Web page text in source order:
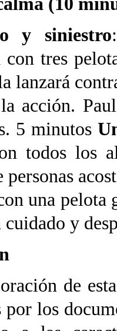
y siniestro
con tres
lanzará
acción.
5 minutos
todos los
una pelota
cuidado y
de
por los